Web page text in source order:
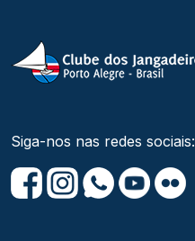
Siga-nos nas redes sociais: